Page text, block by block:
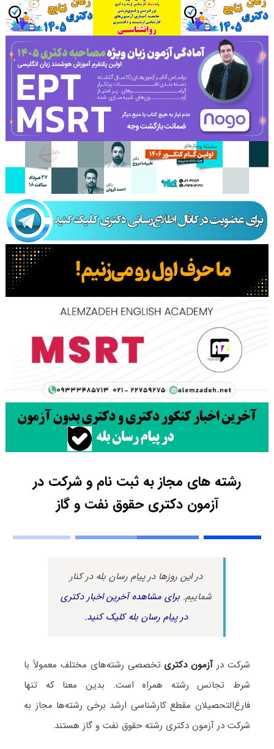
رشته های مجاز به ثبت نام و شرکت در
آزمون دکتری حقوق نفت و گاز
در این روزها در پیام رسان بله در کنار
شماییم.برای مشاهده آخرین اخبار دکتری
در پیام رسان بله کلیک کنید.
شرکت درآزمون دکتری تخصصی رشته‌های مختلف معمولاً با
شرط تجانس رشته همراه است. بدین معنا که تنها
فارغ‌التحصیلان مقطع کارشناسی ارشد برخی رشته‌ها مجاز به
شرکت در آزمون دکتری رشته حقوق نفت و گاز هستند.